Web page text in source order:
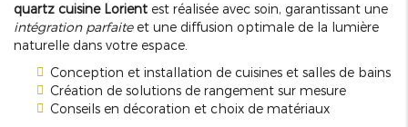
quartz cuisine Lorient est réalisée avec soin, garantissant une
intégration parfaiteet une diffusion optimale de la lumière
naturelle dans votre espace.
Conception et installation de cuisines et salles de bains
Création de solutions de rangement sur mesure
Conseils en décoration et choix de matériaux